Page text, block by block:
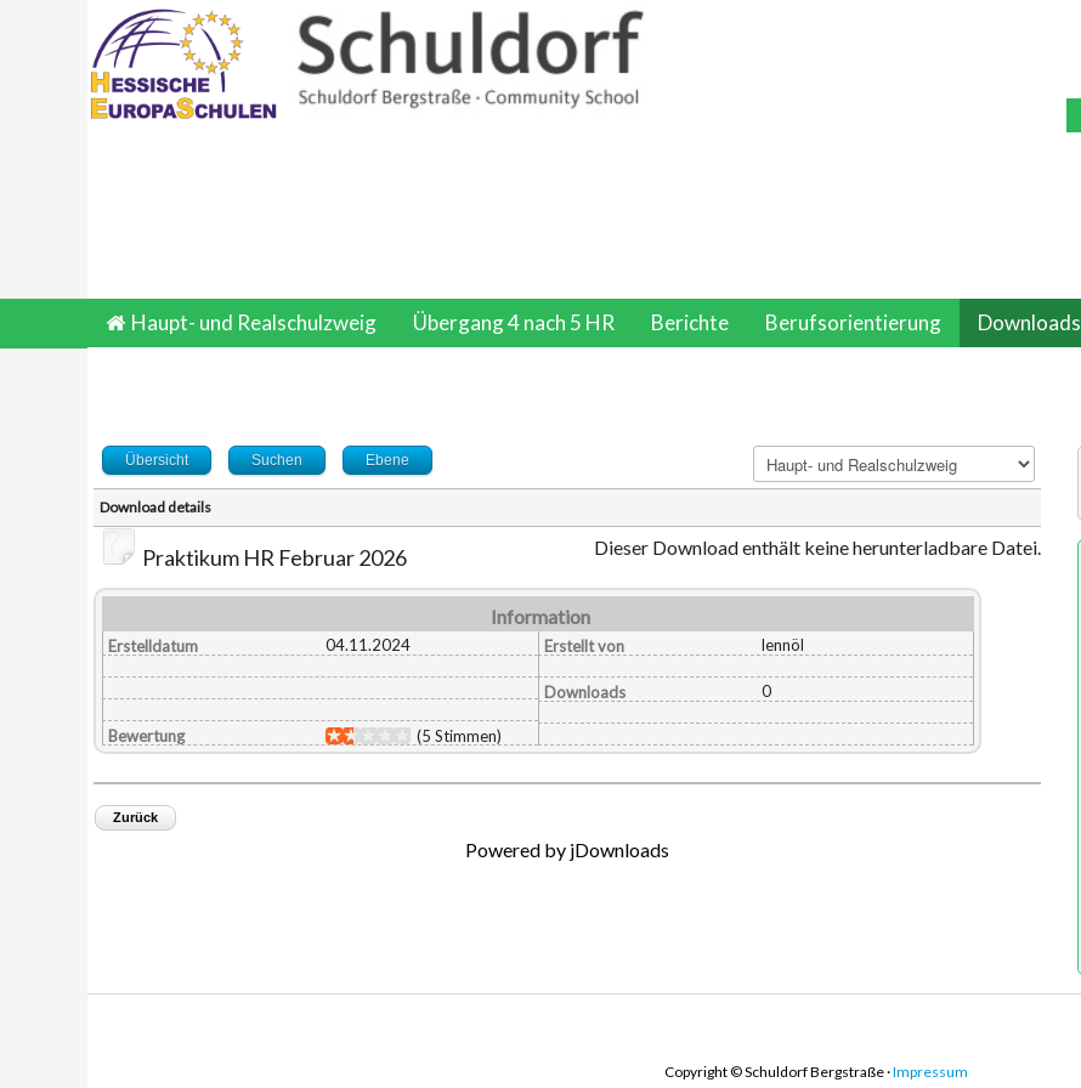
Haupt- und Realschulzweig Übergang 4 nach 5 HR Berichte Berufsorientierung Downloads
Übersicht Suchen Ebene
Download details
Praktikum HR Februar 2026 Dieser Download enthält keine herunterladbare Datei.
Information
Erstelldatum 04.11.2024
Bewertung (5 Stimmen)
Erstellt von lennöl
Downloads 0
Zurück
Powered by jDownloads
Copyright © Schuldorf Bergstraße ·Impressum